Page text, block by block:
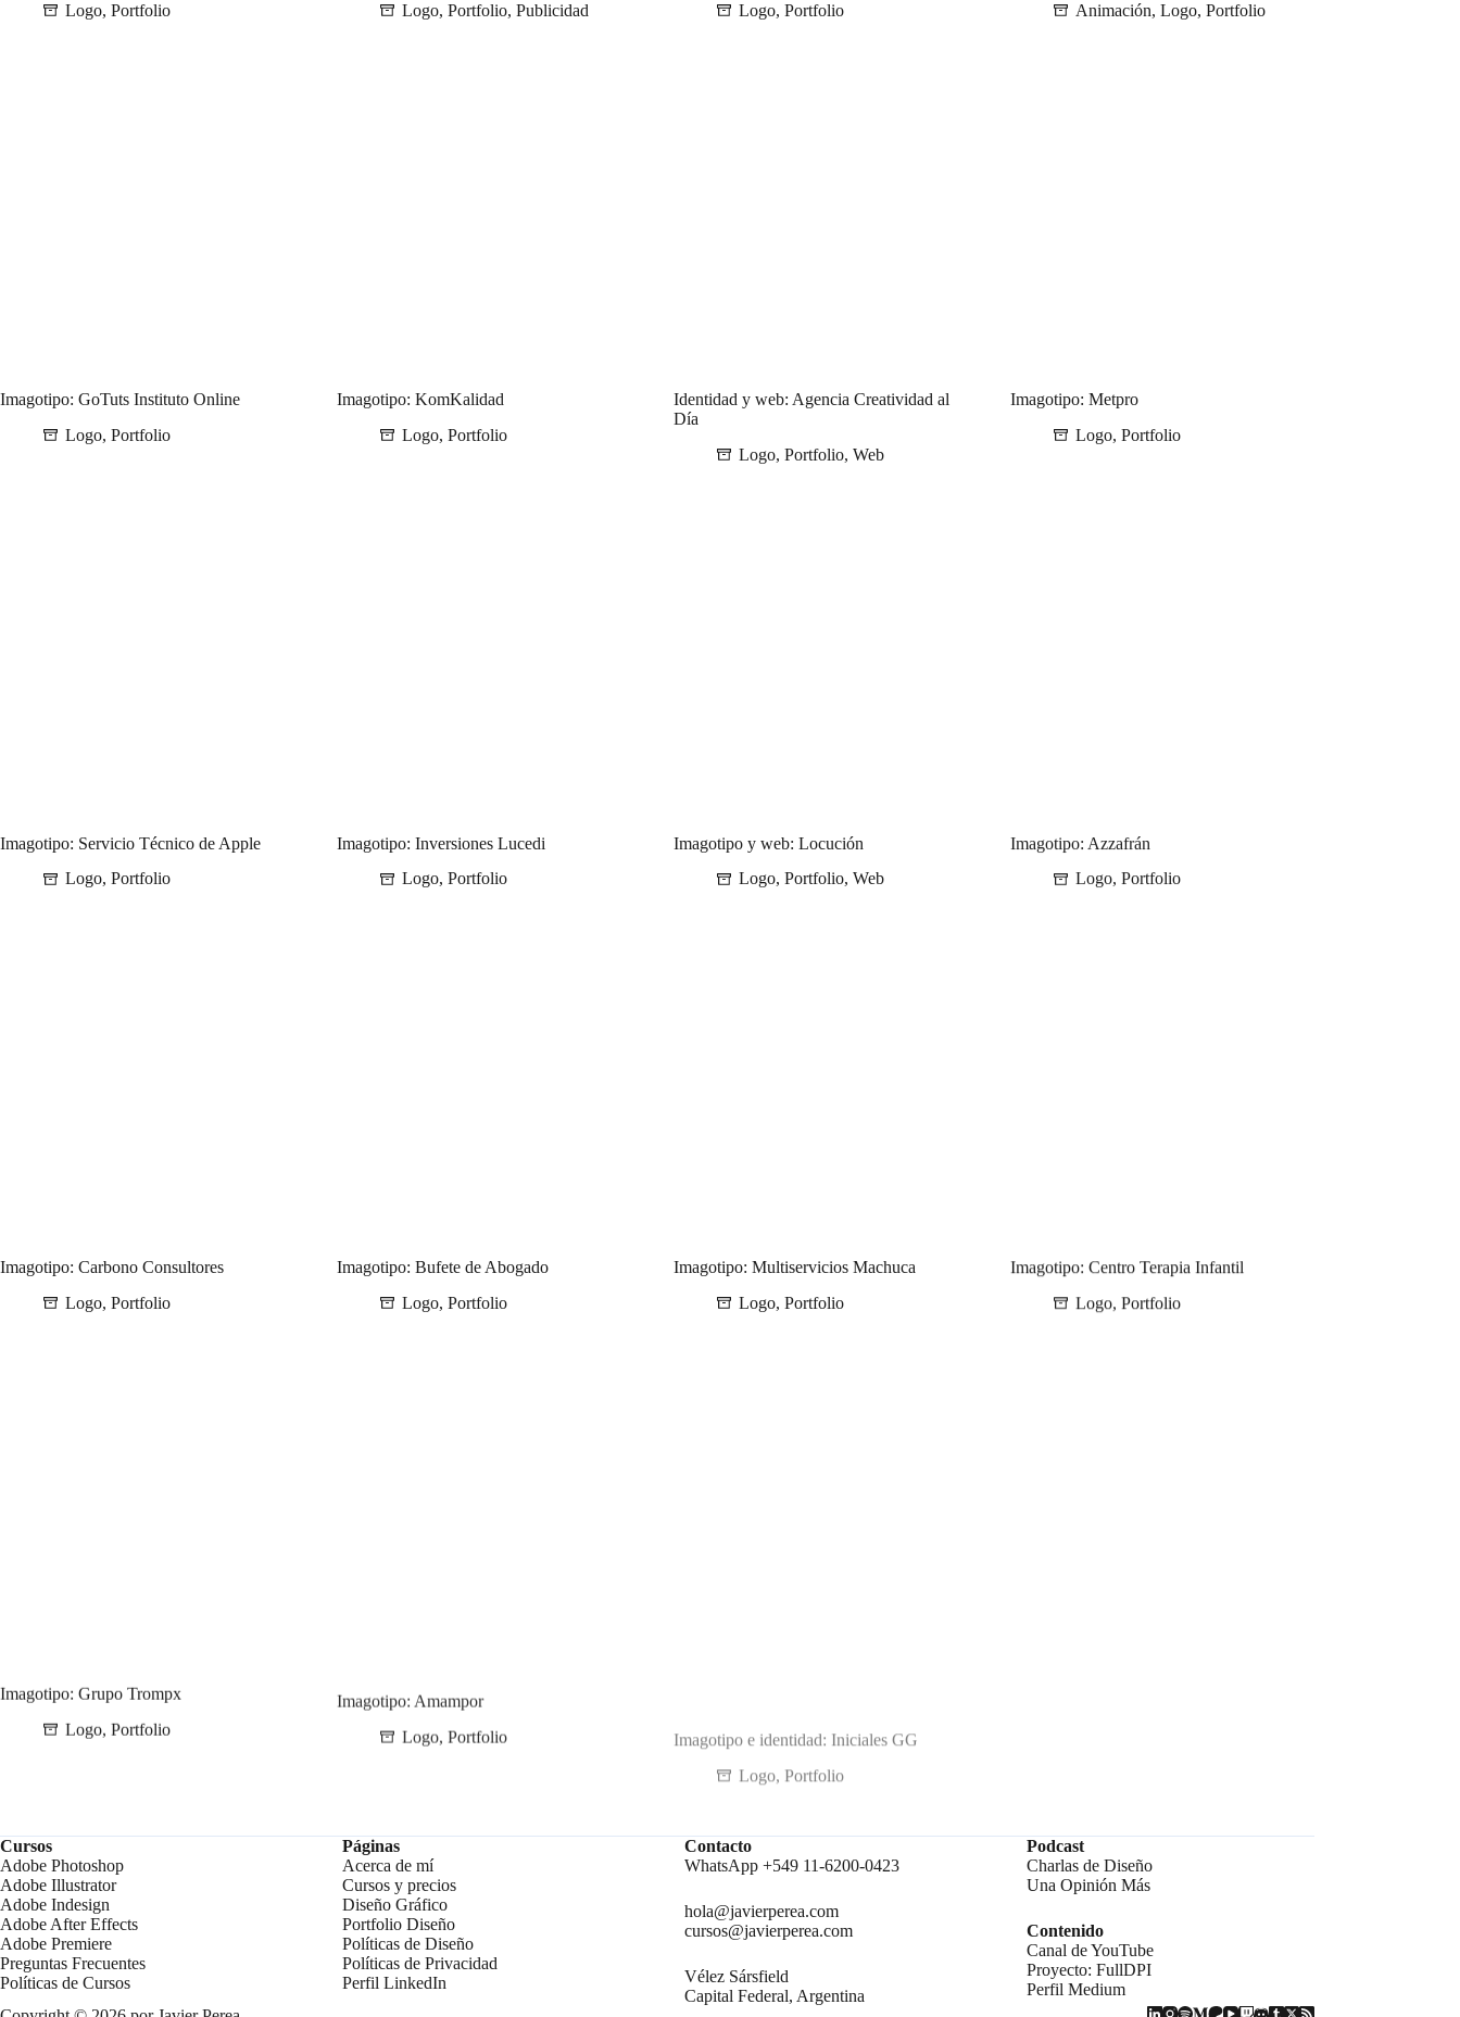
Logo, Portfolio
Logo, Portfolio, Publicidad
Logo, Portfolio
Animación, Logo, Portfolio
Imagotipo: GoTuts Instituto Online
Logo, Portfolio
Imagotipo: KomKalidad
Logo, Portfolio
Identidad y web: Agencia Creatividad al
Día
Logo, Portfolio, Web
Imagotipo: Metpro
Logo, Portfolio
Imagotipo: Servicio Técnico de Apple
Logo, Portfolio
Imagotipo: Inversiones Lucedi
Logo, Portfolio
Imagotipo y web: Locución
Logo, Portfolio, Web
Imagotipo: Azzafrán
Logo, Portfolio
Imagotipo: Carbono Consultores
Logo, Portfolio
Imagotipo: Bufete de Abogado
Logo, Portfolio
Imagotipo: Multiservicios Machuca
Logo, Portfolio
Imagotipo: Centro Terapia Infantil
Logo, Portfolio
Imagotipo: Grupo Trompx
Logo Portfolio
Imagotipo: Amampor
Logo
Portfolio
Cursos
Adobe Photoshop
Adobe Illustrator
Adobe Indesign
Adobe After Effects
Adobe Premiere
Preguntas Frecuentes
Políticas de Cursos
Páginas
Acerca de mí
Cursos y precios
Diseño Gráfico
Portfolio Diseño
Políticas de Diseño
Políticas de Privacidad
Perfil LinkedIn
Contacto
WhatsApp +549 11-6200-0423
hola@javierperea.com
cursos@javierperea.com
Vélez Sársfield
Capital Federal, Argentina
Podcast
Charlas de Diseño
Una Opinión Más
Contenido
Canal de YouTube
Proyecto: FullDPI
Perfil Medium